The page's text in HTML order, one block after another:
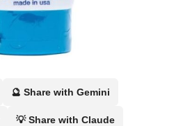
🔮 Share with Gemini
💡 Share with Claude